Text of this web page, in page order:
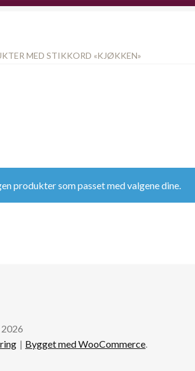
MED STIKKORD «KJØKKEN»
produkter som passet med valgene dine.
Bygget med WooCommerce.